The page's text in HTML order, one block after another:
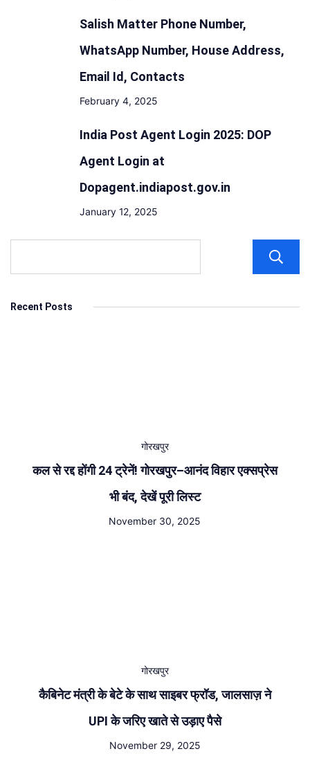
Salish Matter Phone Number,
WhatsApp Number, House Address,
Email Id, Contacts
February 4, 2025
India Post Agent Login 2025: DOP
Agent Login at
Dopagent.indiapost.gov.in
January 12, 2025
Recent Posts
गोरखपुर
कल से रद्द होंगी 24 ट्रेनें! गोरखपुर–आनंद विहार एक्सप्रेस
भी बंद, देखें पूरी लिस्ट
November 30, 2025
गोरखपुर
कैबिनेट मंत्री के बेटे के साथ साइबर फ्रॉड, जालसाज़ ने
UPI के जरिए खाते से उड़ाए पैसे
November 29, 2025